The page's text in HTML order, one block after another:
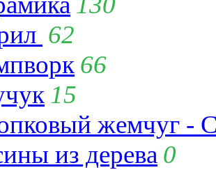
62
66
15
жемчуг -
из дерева 0